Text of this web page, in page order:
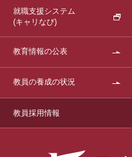
就職支援システム
(キャリなび)
教育情報の公表
教員の養成の状況
教員採用情報